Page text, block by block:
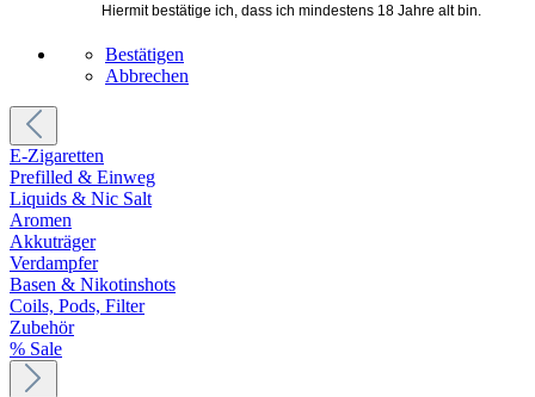
Hiermit bestätige ich, dass ich mindestens 18 Jahre alt bin.
Bestätigen
Abbrechen
E-Zigaretten
Prefilled & Einweg
Liquids & Nic Salt
Aromen
Akkuträger
Verdampfer
Basen & Nikotinshots
Coils, Pods, Filter
Zubehör
% Sale